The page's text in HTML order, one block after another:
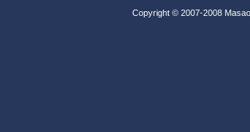
Copyright © 2007-2008